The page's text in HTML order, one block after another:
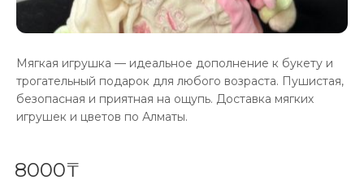
Мягкая игрушка — идеальное дополнение к букету и
трогательный подарок для любого возраста. Пушистая,
безопасная и приятная на ощупь. Доставка мягких
игрушек и цветов по Алматы.
8000₸